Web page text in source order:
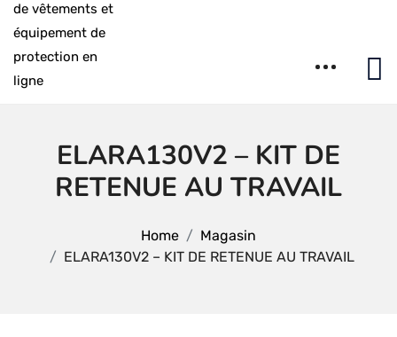
de vêtements et
équipement de
protection en
ligne
ELARA130V2 – KIT DE
RETENUE AU TRAVAIL
Home
Magasin
ELARA130V2 – KIT DE RETENUE AU TRAVAIL